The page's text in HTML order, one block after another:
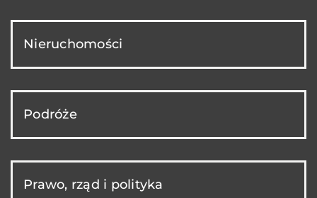
Nieruchomości
Podróże
Prawo, rząd i polityka